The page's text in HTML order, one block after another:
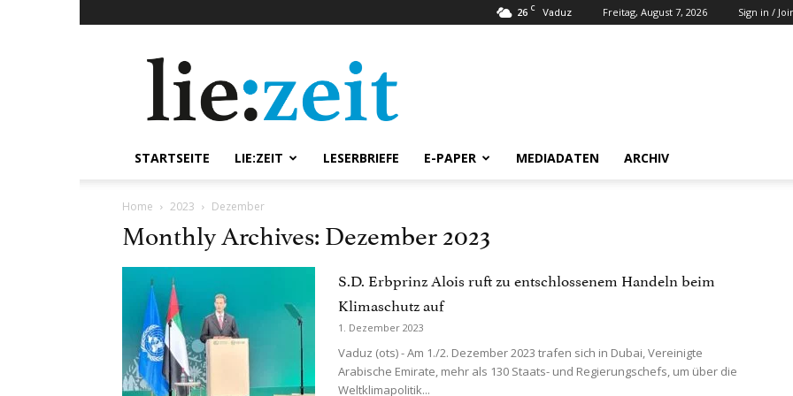
26 C Vaduz Freitag, August 7, 2026 Sign in /
STARTSEITE LIE:ZEIT LESERBRIEFE E-PAPER MEDIADATEN ARCHIV
Home 2023 Dezember
Monthly Archives: Dezember 2023
S.D. Erbprinz Alois ruft zu entschlossenem Handeln beim
Klimaschutz auf
1. Dezember 2023
Vaduz (ots) - Am 1./2. Dezember 2023 trafen sich in Dubai, Vereinigte
Arabische Emirate, mehr als 130 Staats- und Regierungschefs, um über die
Weltklimapolitik...